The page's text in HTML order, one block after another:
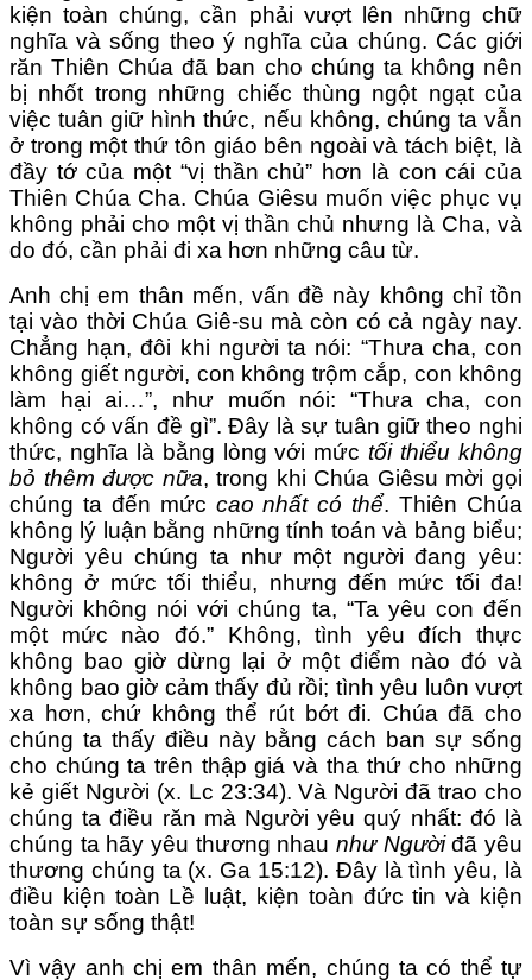
kiện toàn chúng, cần phải vượt lên những chữ
nghĩa và sống theo ý nghĩa của chúng. Các giới
răn Thiên Chúa đã ban cho chúng ta không nên
bị nhốt trong những chiếc thùng ngột ngạt của
việc tuân giữ hình thức, nếu không, chúng ta vẫn
ở trong một thứ tôn giáo bên ngoài và tách biệt, là
đầy tớ của một “vị thần chủ” hơn là con cái của
Thiên Chúa Cha. Chúa Giêsu muốn việc phục vụ
không phải cho một vị thần chủ nhưng là Cha, và
do đó, cần phải đi xa hơn những câu từ.
Anh chị em thân mến, vấn đề này không chỉ tồn
tại vào thời Chúa Giê-su mà còn có cả ngày nay.
Chẳng hạn, đôi khi người ta nói: “Thưa cha, con
không giết người, con không trộm cắp, con không
làm hại ai…”, như muốn nói: “Thưa cha, con
không có vấn đề gì”. Đây là sự tuân giữ theo nghi
thức, nghĩa là bằng lòng với mứctối thiểu không
bỏ thêm được nữa, trong khi Chúa Giêsu mời gọi
chúng ta đến mức cao nhất có thể. Thiên Chúa
không lý luận bằng những tính toán và bảng biểu;
Người yêu chúng ta như một người đang yêu:
không ở mức tối thiểu, nhưng đến mức tối đa!
Người không nói với chúng ta, “Ta yêu con đến
một mức nào đó.” Không, tình yêu đích thực
không bao giờ dừng lại ở một điểm nào đó và
không bao giờ cảm thấy đủ rồi; tình yêu luôn vượt
xa hơn, chứ không thể rút bớt đi. Chúa đã cho
chúng ta thấy điều này bằng cách ban sự sống
cho chúng ta trên thập giá và tha thứ cho những
kẻ giết Người (x. Lc 23:34). Và Người đã trao cho
chúng ta điều răn mà Người yêu quý nhất: đó là
chúng ta hãy yêu thương nhau như Ngườiđã yêu
thương chúng ta (x. Ga 15:12). Đây là tình yêu, là
điều kiện toàn Lề luật, kiện toàn đức tin và kiện
toàn sự sống thật!
Vì vậy anh chị em thân mến, chúng ta có thể tự